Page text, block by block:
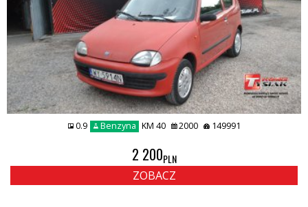
0.9 Benzyna KM 40 2000 149991
2 200PLN
ZOBACZ